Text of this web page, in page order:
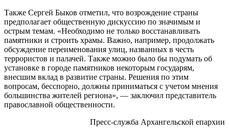
Также Сергей Быков отметил, что возрождение страны
предполагает общественную дискуссию по значимым и
острым темам. «Необходимо не только восстанавливать
памятники и строить храмы. Важно, например, продолжать
обсуждение переименования улиц, названных в честь
террористов и палачей. Также можно было бы подумать об
установке в городе памятников некоторым государям,
внесшим вклад в развитие страны. Решения по этим
вопросам, бесспорно, должны приниматься с учетом мнения
большинства жителей региона», — заключил представитель
православной общественности.
Пресс-служба Архангельской епархии